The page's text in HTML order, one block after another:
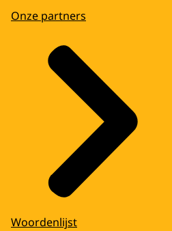
Onze partners
Woordenlijst